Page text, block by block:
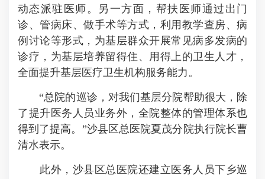
动态派驻医师。另一方面，帮扶医师通过出门
诊、管病床、做手术等方式，利用教学查房、病
例讨论等形式，为基层群众开展常见病多发病的
诊疗，为基层培养留得住、用得上的卫生人才，
全面提升基层医疗卫生机构服务能力。
“总院的巡诊，对我们基层分院帮助很大，除
了提升医务人员业务外，全院整体的管理体系也
得到了提高。”沙县区总医院夏茂分院执行院长曹
清水表示。
此外，沙县区总医院还建立医务人员下乡巡